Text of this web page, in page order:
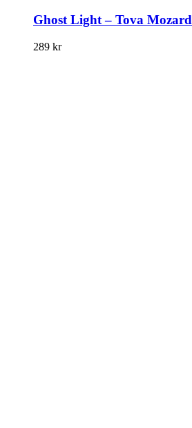
Ghost Light – Tova Mozard
289 kr